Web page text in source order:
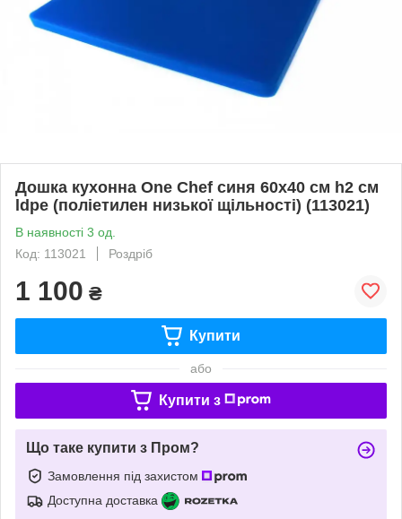
Дошка кухонна One Chef синя 60х40 см h2 см
ldpe (поліетилен низької щільності) (113021)
В наявності 3 од.
Код: 113021
Роздріб
1 100 ₴
Купити
або
Купити з
Що таке купити з Пром?
Замовлення під захистом
Доступна доставка